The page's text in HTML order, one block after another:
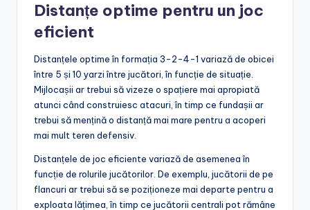
Distanțe optime pentru un joc
eficient
Distanțele optime în formația 3-2-4-1 variază de obicei
între 5 și 10 yarzi între jucători, în funcție de situație.
Mijlocașii ar trebui să vizeze o spațiere mai apropiată
atunci când construiesc atacuri, în timp ce fundașii ar
trebui să mențină o distanță mai mare pentru a acoperi
mai mult teren defensiv.
Distanțele de joc eficiente variază de asemenea în
funcție de rolurile jucătorilor. De exemplu, jucătorii de pe
flancuri ar trebui să se poziționeze mai departe pentru a
exploata lățimea, în timp ce jucătorii centrali pot rămâne